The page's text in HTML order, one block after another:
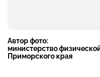
Автор фото:
министерство
Приморского края